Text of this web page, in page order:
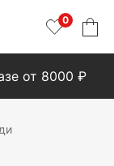
0
от 8000 ₽